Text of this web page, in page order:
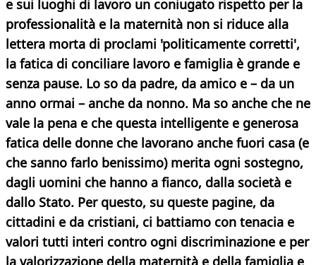
e sui luoghi di lavoro un coniugato rispetto per la
professionalità e la maternità non si riduce alla
lettera morta di proclami 'politicamente corretti',
la fatica di conciliare lavoro e famiglia è grande e
senza pause. Lo so da padre, da amico e – da un
anno ormai – anche da nonno. Ma so anche che ne
vale la pena e che questa intelligente e generosa
fatica delle donne che lavorano anche fuori casa (e
che sanno farlo benissimo) merita ogni sostegno,
dagli uomini che hanno a fianco, dalla società e
dallo Stato. Per questo, su queste pagine, da
cittadini e da cristiani, ci battiamo con tenacia e
valori tutti interi contro ogni discriminazione e per
la valorizzazione della maternità e della famiglia e